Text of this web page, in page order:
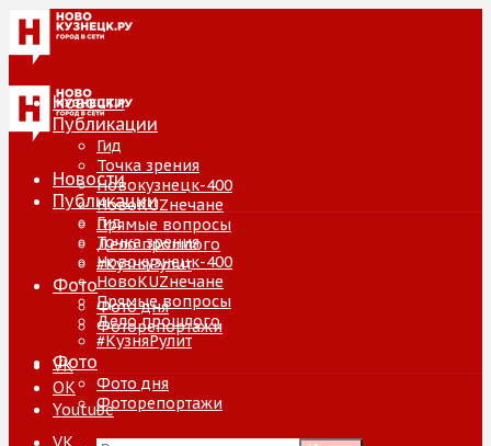
Новости
Публикации
Гид
Точка зрения
Новокузнецк-400
НовоKUZнечане
Прямые вопросы
Дело прошлого
#КузняРулит
Фото
Фото дня
Фоторепортажи
VK
ОК
Youtube
Новости
Публикации
Гид
Точка зрения
Новокузнецк-400
НовоKUZнечане
Прямые вопросы
Дело прошлого
#КузняРулит
Фото
Фото дня
Фоторепортажи
VK